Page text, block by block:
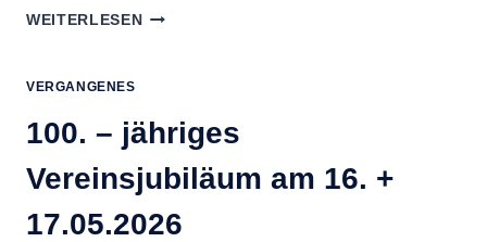
SAGEN
WEITERLESENREZEPTE
VERGANGENES
100. – jähriges
Vereinsjubiläum am 16. +
17.05.2026